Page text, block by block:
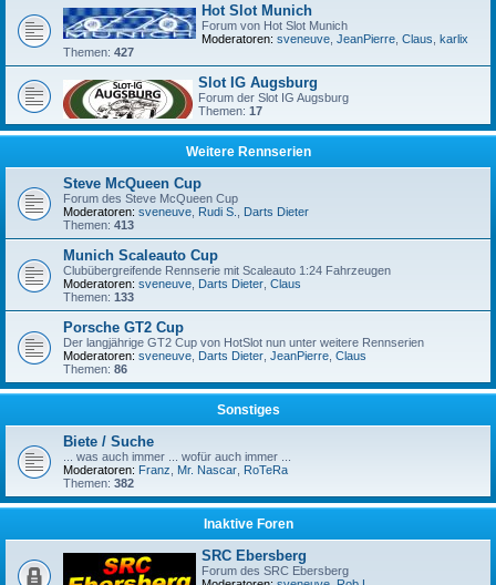
Hot Slot Munich
Forum von Hot Slot Munich
Moderatoren: sveneuve JeanPierre Claus karlix
Themen: 427
Slot IG Augsburg
Forum der Slot IG Augsburg
Themen: 17
Weitere Rennserien
Steve McQueen Cup
Forum des Steve McQueen Cup
Moderatoren: sveneuve Rudi S.
Darts Dieter
Themen: 413
Munich Scaleauto Cup
Clubübergreifende Rennserie mit Scaleauto 1:24 Fahrzeugen
Moderatoren: sveneuve Darts Dieter Claus
Themen: 133
Porsche GT2 Cup
Der langjährige GT2 Cup von HotSlot nun unter weitere Rennserien
Moderatoren: sveneuve Darts Dieter JeanPierre Claus
Themen: 86
Sonstiges
Biete / Suche
... was auch immer ... wofür auch immer ...
Moderatoren: Franz Mr. Nascar RoTeRa
Themen: 382
Inaktive Foren
SRC Ebersberg
Forum des SRC Ebersberg